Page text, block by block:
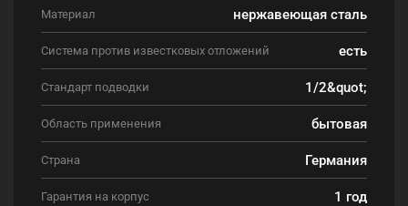
Материал нержавеющая сталь
Система против известковых отложений есть
Стандарт подводки 1/2&quot;
Область применения бытовая
Страна Германия
Гарантия на корпус 1 год